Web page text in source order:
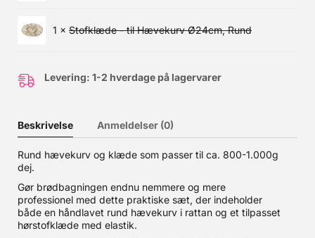
1 × Stofklæde - til Hævekurv Ø24cm, Rund
Levering: 1-2 hverdage på lagervarer
Beskrivelse Anmeldelser (0)
Rund hævekurv og klæde som passer til ca. 800-1.000g
dej.
Gør brødbagningen endnu nemmere og mere
professionel med dette praktiske sæt, der indeholder
både en håndlavet rund hævekurv i rattan og et tilpasset
hørstofklæde med elastik.